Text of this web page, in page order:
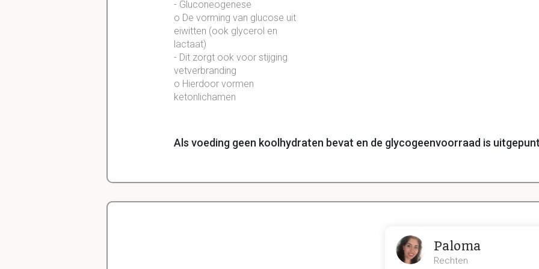
- Gluconeogenese
o De vorming van glucose uit
eiwitten (ook glycerol en
lactaat)
- Dit zorgt ook voor stijging
vetverbranding
o Hierdoor vormen
ketonlichamen
Als voeding geen koolhydraten bevat en de glycogeenvoorraad is uitgepunt
is de eiwitafbraak het hoogst (-> endogene glucoseproductie). Ongeveer 200g/dag
Paloma
Rechten